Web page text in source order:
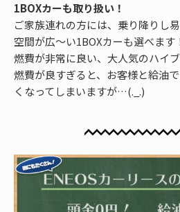
1BOXカーも取り扱い！
ご家族連れの方には、乗り降りし
空間が広～い1BOXカーも選べます
燃費が非常に良い、大人気のハイ
燃費が良すぎると、お客様と給油
くなってしまいますが…(._.)